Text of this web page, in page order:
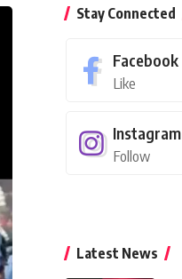
Stay Connected
Facebook
Like
Instagram
Follow
Latest News